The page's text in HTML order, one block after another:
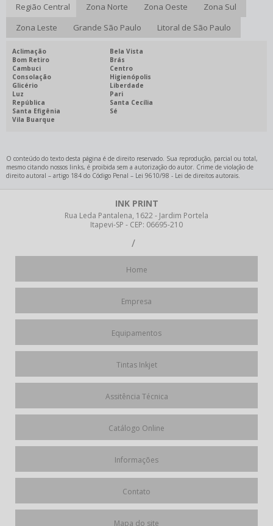
IMPRESSORA DATADORA
IMPRESSORA INKJET
CODIFICADORA INK JET PREÇO
ALUGUEL DE DATADOR INKJET
CODIFICAÇÃO DE PRODUTOS ALIMENTOS
CODIFICAÇÃO DE PRODUTOS INDUSTRIAIS
DATADOR INKJET PARA EMBALAGENS
TINTA PARA CODIFICADORA
CARTUCHOS DE TINTA PARA DATADORES TIJ
CARTUCHOS DE TINTA PARA IMPRESSORAS TIJ
NÚCLEO DE TINTA PARA PARA DATADOR 1510
FILTRO DE TINTA PARA DATADOR INK JET
KIT DE FILTRO DE TINTA PARA DATAÇÃO INDUSTRIAL
SERVIÇO DE IMPRESSÃO DE LOTE E VALIDADE
TERCEIRIZAÇÃO DE SERVIÇO PARA CODIFICAÇÃO INDUSTRIAL
Região Central Zona Norte Zona Oeste
Zona Sul
Zona Leste
Grande São Paulo Litoral de São Paulo
Aclimação
Bela Vista
Bom Retiro
Brás
Cambuci
Centro
Consolação
Higienópolis
Glicério
Liberdade
Luz
Pari
República
Santa Cecília
Santa Efigênia
Sé
Vila Buarque
O conteúdo do texto desta página é de direito reservado. Sua reprodução, parcial ou total,
mesmo citando nossos links, é proibida sem a autorização do autor. Crime de violação de
direito autoral – artigo 184 do Código Penal – Lei 9610/98 - Lei de direitos autorais
INK PRINT
Rua Leda Pantalena, 1622 - Jardim Portela
Itapevi-SP - CEP: 06695-210
/
Home
Empresa
Equipamentos
Tintas Inkjet
Assitência Técnica
Catálogo Online
Informações
Contato
Mapa do site